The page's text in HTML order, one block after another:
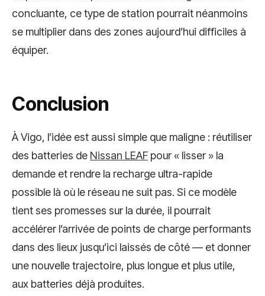
concluante, ce type de station pourrait néanmoins
se multiplier dans des zones aujourd’hui difficiles à
équiper.
Conclusion
À Vigo, l’idée est aussi simple que maligne : réutiliser
des batteries de Nissan LEAF pour « lisser » la
demande et rendre la recharge ultra-rapide
possible là où le réseau ne suit pas. Si ce modèle
tient ses promesses sur la durée, il pourrait
accélérer l’arrivée de points de charge performants
dans des lieux jusqu’ici laissés de côté — et donner
une nouvelle trajectoire, plus longue et plus utile,
aux batteries déjà produites.